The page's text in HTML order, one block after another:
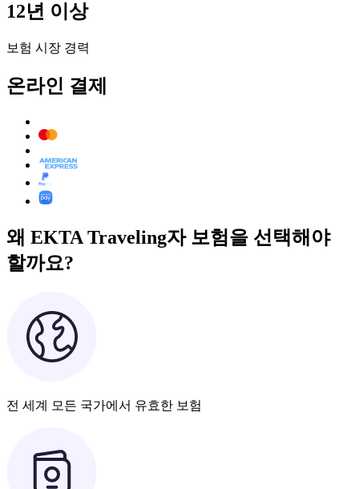
12년 이상
보험 시장 경력
온라인 결제
왜 EKTA Traveling자 보험을 선택해야
할까요?
전 세계 모든 국가에서 유효한 보험